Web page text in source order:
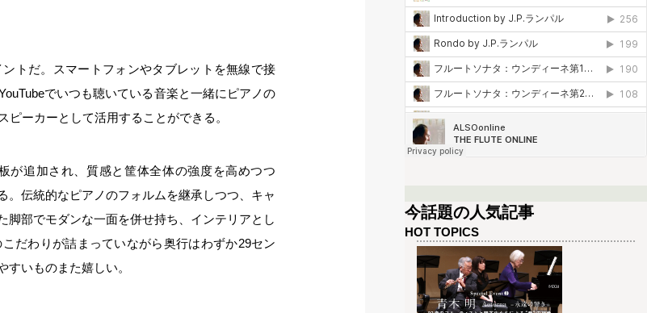
トだ。スマートフォンやタブレットを無線で接
でいつも聴いている音楽と一緒にピアノの
ーカーとして活用することができる。
が追加され、質感と筐体全体の強度を高めつつ
。伝統的なピアノのフォルムを継承しつつ、キャ
脚部でモダンな一面を併せ持ち、インテリアとし
だわりが詰まっていながら奥行はわずか29セン
いものまた嬉しい。
今話題の人気記事
HOT TOPICS